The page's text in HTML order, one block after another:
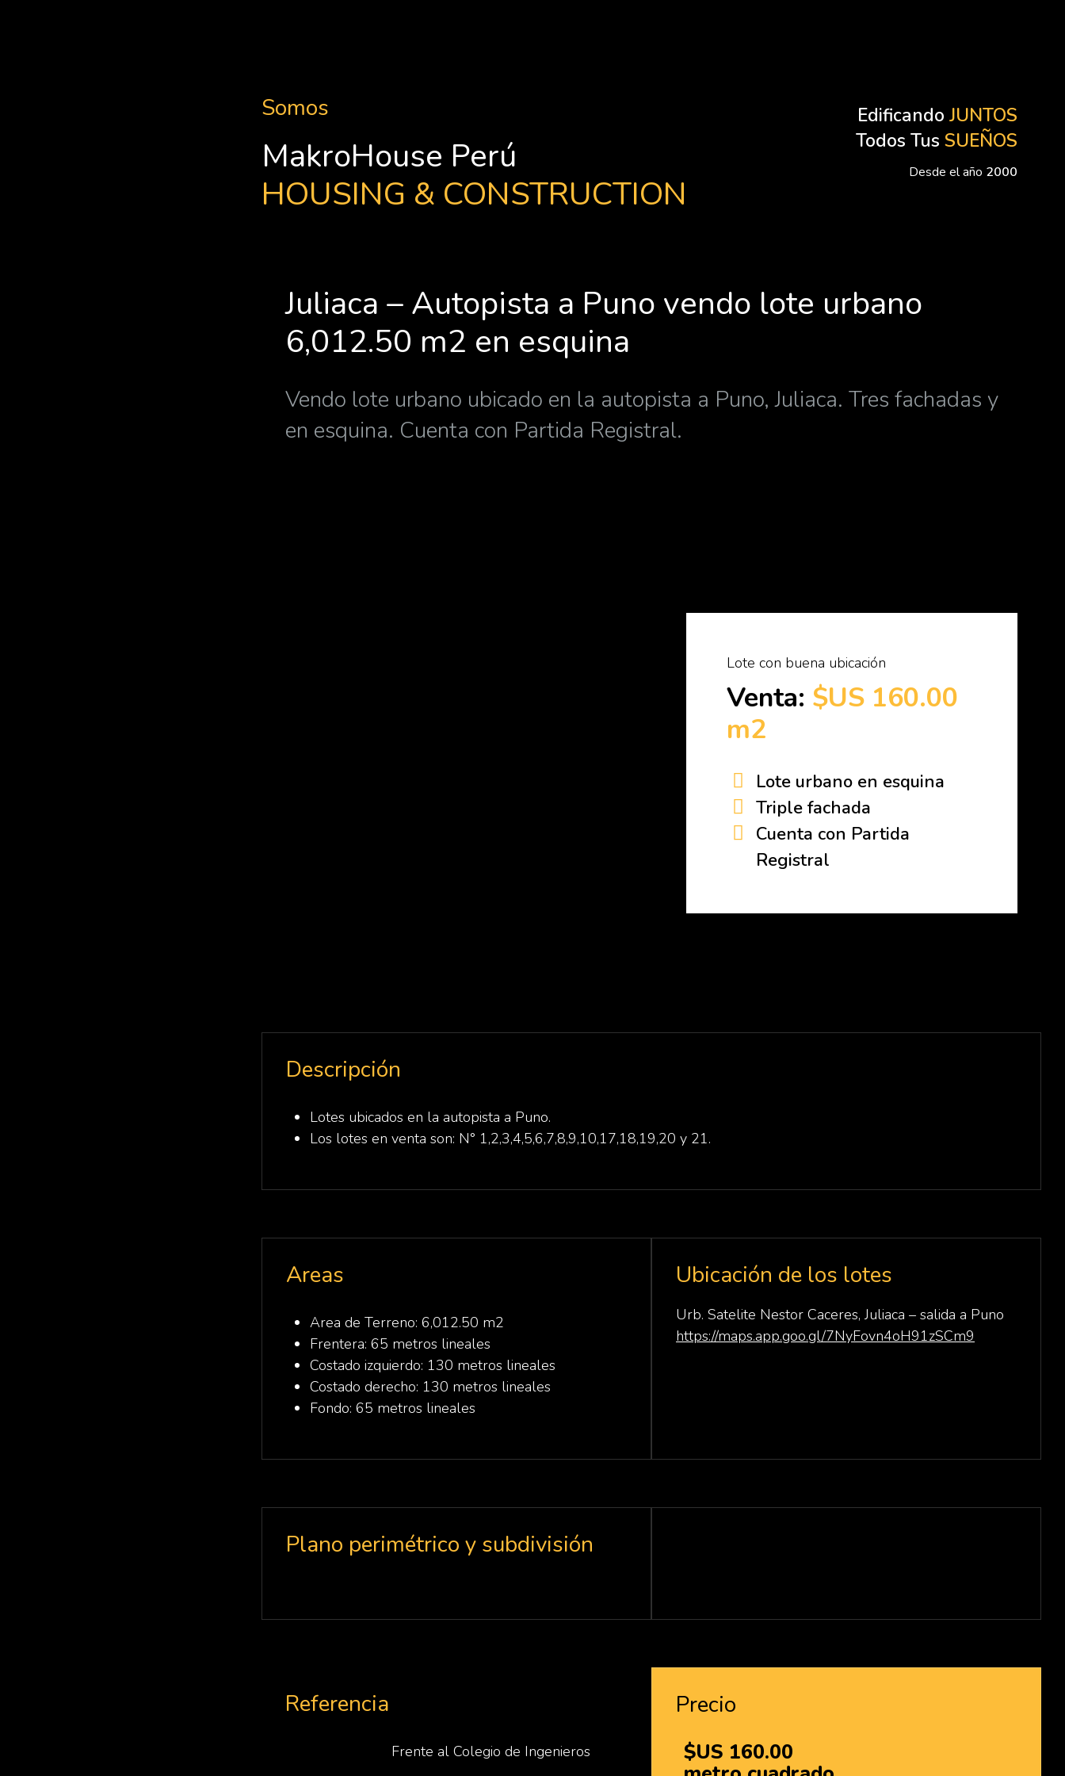
Somos
MakroHouse Perú
HOUSING & CONSTRUCTION
Edificando JUNTOS
Todos Tus SUEÑOS
Desde el año 2000
Juliaca – Autopista a Puno vendo lote urbano
6,012.50 m2 en esquina
Vendo lote urbano ubicado en la autopista a Puno, Juliaca. Tres fachadas y
en esquina. Cuenta con Partida Registral.
Lote con buena ubicación
Venta: $US 160.00
m2
Lote urbano en esquina
Triple fachada
Cuenta con Partida
Registral
Descripción
Lotes ubicados en la autopista a Puno.
Los lotes en venta son: N° 1,2,3,4,5,6,7,8,9,10,17,18,19,20 y 21.
Areas
Area de Terreno: 6,012.50 m2
Frentera: 65 metros lineales
Costado izquierdo: 130 metros lineales
Costado derecho: 130 metros lineales
Fondo: 65 metros lineales
Ubicación de los lotes
Urb. Satelite Nestor Caceres, Juliaca – salida a Puno
https://maps.app.goo.gl/7NyFovn4oH91zSCm9
Plano perimétrico y subdivisión
Referencia
Frente al Colegio de Ingenieros
Precio
$US 160.00